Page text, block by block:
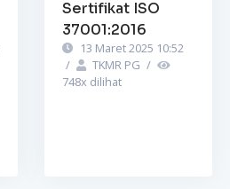
Sertifikat ISO
37001:2016
13 Maret 2025 10:52
/
TKMR PG /
748x dilihat